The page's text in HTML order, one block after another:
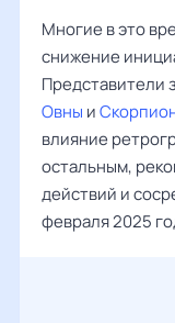
Многие в это
снижение
Представители
Овны и
влияние
остальным,
действий и
февраля 2025